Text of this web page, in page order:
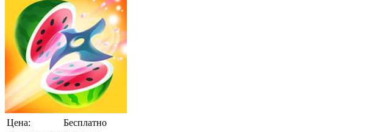
Цена:
Бесплатно